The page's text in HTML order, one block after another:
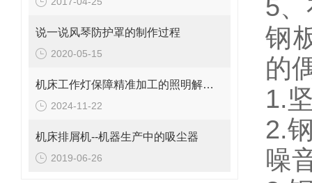
说一说风琴防护罩的制作过程
2020-05-15
机床工作灯保障精准加工的照明解决方案
2024-11-22
机床排屑机--机器生产中的吸尘器
2019-06-26
5
钢
的
1.
2.
噪